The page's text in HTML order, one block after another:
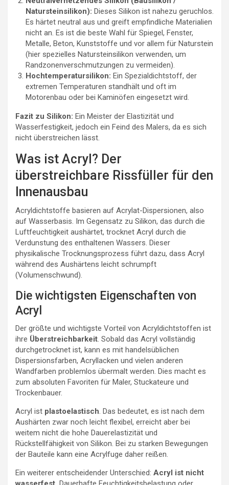
Natursteinsilikon): Dieses Silikon ist nahezu geruchlos.
Es härtet neutral aus und greift empfindliche Materialien
nicht an. Es ist die beste Wahl für Spiegel, Fenster,
Metalle, Beton, Kunststoffe und vor allem für Naturstein
(hier spezielles Natursteinsilikon verwenden, um
Randzonenverschmutzungen zu vermeiden).
Hochtemperatursilikon: Ein Spezialdichtstoff, der
extremen Temperaturen standhält und oft im
Motorenbau oder bei Kaminöfen eingesetzt wird.
Fazit zu Silikon: Ein Meister der Elastizität und
Wasserfestigkeit, jedoch ein Feind des Malers, da es sich
nicht überstreichen lässt.
Was ist Acryl? Der
überstreichbare Rissfüller für den
Innenausbau
Acryldichtstoffe basieren auf Acrylat-Dispersionen, also
auf Wasserbasis. Im Gegensatz zu Silikon, das durch die
Luftfeuchtigkeit aushärtet, trocknet Acryl durch die
Verdunstung des enthaltenen Wassers. Dieser
physikalische Trocknungsprozess führt dazu, dass Acryl
während des Aushärtens leicht schrumpft
(Volumenschwund).
Die wichtigsten Eigenschaften von
Acryl
Der größte und wichtigste Vorteil von Acryldichtstoffen ist
ihre Überstreichbarkeit. Sobald das Acryl vollständig
durchgetrocknet ist, kann es mit handelsüblichen
Dispersionsfarben, Acryllacken und vielen anderen
Wandfarben problemlos übermalt werden. Dies macht es
zum absoluten Favoriten für Maler, Stuckateure und
Trockenbauer.
Acryl ist plastoelastisch. Das bedeutet, es ist nach dem
Aushärten zwar noch leicht flexibel, erreicht aber bei
weitem nicht die hohe Dauerelastizität und
Rückstellfähigkeit von Silikon. Bei zu starken Bewegungen
der Bauteile kann eine Acrylfuge daher reißen.
Ein weiterer entscheidender Unterschied: Acryl ist nicht